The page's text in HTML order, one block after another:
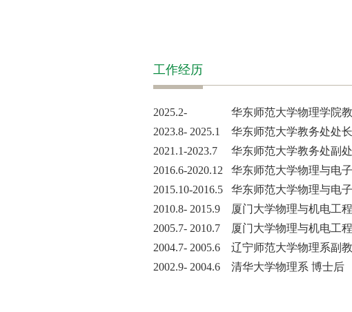
工作经历
2025.2- 华东师范大学物理学院教
2023.8- 2025.1 华东师范大学教务处处
2021.1-2023.7 华东师范大学教务处副
2016.6-2020.12 华东师范大学物理与电
2015.10-2016.5
华东师范大学物理与电
2010.8- 2015.9
厦门大学物理与机电工
2005.7- 2010.7
厦门大学物理与机电工
2004.7- 2005.6 辽宁师范大学物理系副
2002.9- 2004.6 清华大学物理系 博士后